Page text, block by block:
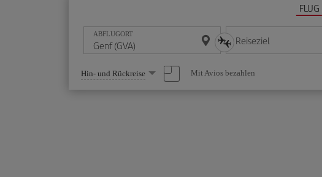
FLUG
ABFLUGORT Reiseziel
Wählen
Sie
eine
Hin- und Rückreise Mit Avios bezahlen